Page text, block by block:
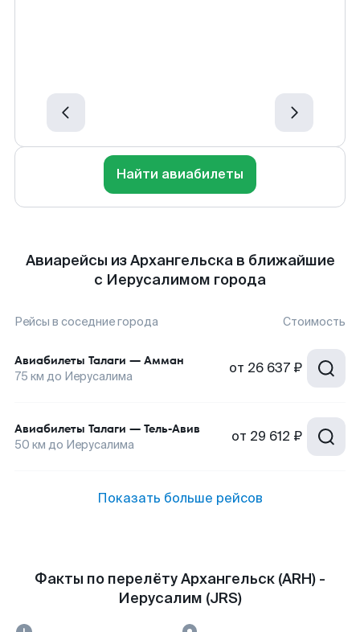
Найти авиабилеты
Авиарейсы из Архангельска в ближайшие
с Иерусалимом города
Рейсы в соседние города Стоимость
Авиабилеты Талаги — Амман
75 км до Иерусалима от 26 637 ₽
Авиабилеты Талаги — Тель-Авив
50 км до Иерусалима от 29 612 ₽
Показать больше рейсов
Факты по перелёту Архангельск (ARH) -
Иерусалим (JRS)